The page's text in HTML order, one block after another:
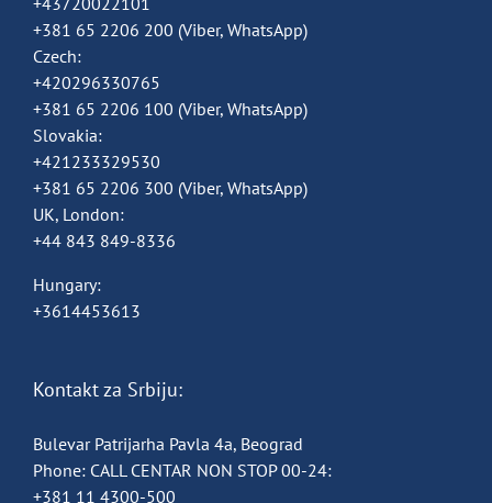
+381 65 2206 200 (Viber, WhatsApp)
Czech:
+420296330765
+381 65 2206 100 (Viber, WhatsApp)
Slovakia:
+421233329530
+381 65 2206 300 (Viber, WhatsApp)
UK, London:
+44 843 849-8336
Hungary:
+3614453613
Kontakt za Srbiju:
Bulevar Patrijarha Pavla 4a, Beograd
Phone: CALL CENTAR NON STOP 00-24:
+381 11 4300-500